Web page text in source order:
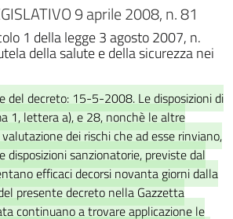
9 aprile 2008, n. 81
1 della legge 3 agosto 2007, n.
della salute e della sicurezza nei
del decreto: 15-5-2008. Le disposizioni di
1, lettera a), e 28, nonchè le altre
dei rischi che ad esse rinviano,
disposizioni sanzionatorie, previste dal
efficaci decorsi novanta giorni dalla
presente decreto nella Gazzetta
continuano a trovare applicazione le